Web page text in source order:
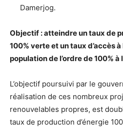
Damerjog.
Objectif : atteindre un taux de
100% verte et un taux d’accès
population de l’ordre de 100% à
L’objectif poursuivi par le
réalisation de ces nombreux
renouvelables propres, est
taux de production d’énergie